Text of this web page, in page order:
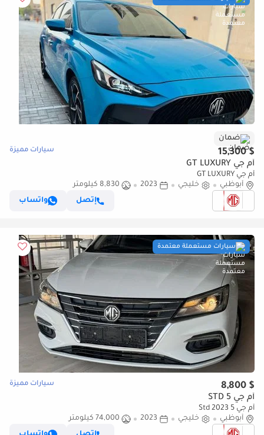
ضمان
$ 15,300 سيارات مميزة
أم جي GT LUXURY
أم جي GT LUXURY
أبوظبي
خليجي 2023
8,830 كيلومتر
إتصل
واتساب
سيارات مستعملة معتمدة
$ 8,800 سيارات مميزة
أم جي 5 STD
أم جي 5 Std 2023
أبوظبي
خليجي 2023
74,000 كيلومتر